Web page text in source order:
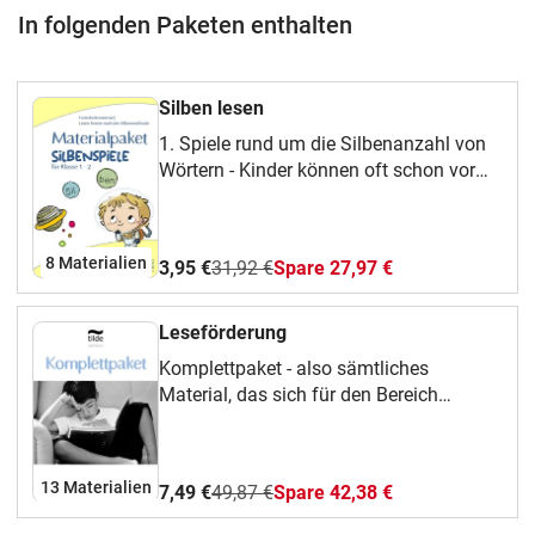
In folgenden Paketen enthalten
8 Materialien
Silben lesen
1. Spiele rund um die Silbenanzahl von
Wörtern - Kinder können oft schon vor
vielsilbigen Wörtern die Anzahl der
Silben richtig bestimmen, auch wenn sie
bei der Identifizierung der Silbengrenze
liegen.0Dennoch ist diese Fähigkeit die
ideale Ausgangsposition für das Lesen
der Grundschule.Die Silbenspiele in
diesem Materialpaket schulen
3,95 €31,92 €Spare 27,97 €
13 Materialien
Leseförderung
Komplettpaket - also sämtliches
Material, das sich für den Bereich
Komplettpaket erhältst du nicht nur ein
einzelnes Material, sondern ein ganzes
7,49 €49,87 €Spare 42,38 €